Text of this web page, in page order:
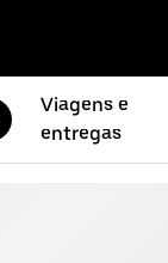
Viagens e
entregas